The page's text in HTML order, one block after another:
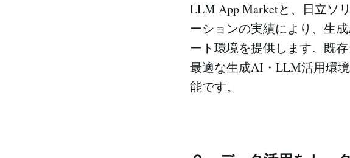
LLM App Marketと、日立ソ
ーションの実績により、生
ート環境を提供します。既
最適な生成AI・LLM活用環
能です。